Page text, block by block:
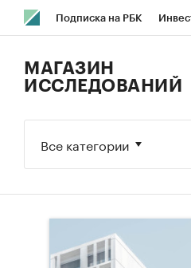
Подписка на РБК
Исследования
МАГАЗИН
ИССЛЕДОВАНИЙ
Все категории